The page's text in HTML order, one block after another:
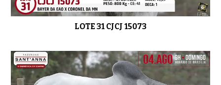
LOTE 31 CJCJ 15073